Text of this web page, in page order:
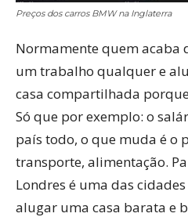
Preços dos carros BMW na Inglaterra
Normamente quem acaba
um trabalho qualquer e
casa compartilhada
Só que por exemplo: o
país todo, o que muda é o
transporte, alimentação.
Londres é uma das
alugar uma casa barata e